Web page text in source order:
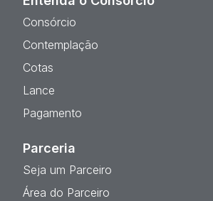
Consórcio
Contemplação
Cotas
Lance
Pagamento
Parceria
Seja um Parceiro
Área do Parceiro